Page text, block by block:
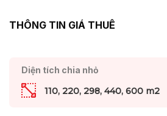
THÔNG TIN GIÁ THUÊ
Diện tích chia nhỏ
110, 220, 298, 440, 600 m2